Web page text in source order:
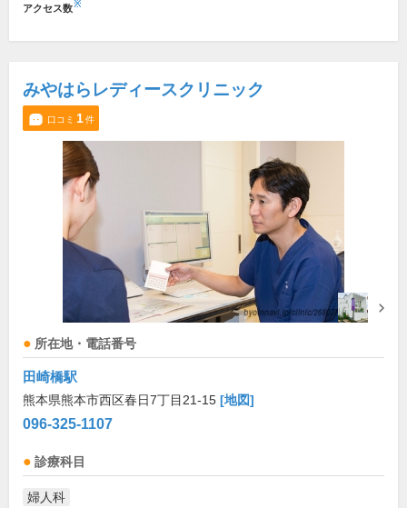
アクセス数※
みやはらレディースクリニック
口コミ 1件
所在地・電話番号
田崎橋駅
熊本県熊本市西区春日7丁目21-15 [地図]
096-325-1107
診療科目
婦人科